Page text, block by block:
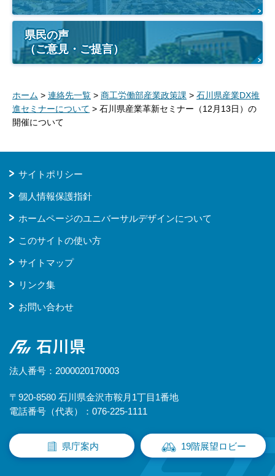
県民の声
（ご意見・ご提言）
ホーム > 連絡先一覧 > 商工労働部産業政策課 > 石川県産業DX推
進セミナーについて > 石川県産業革新セミナー（12月13日）の
開催について
サイトポリシー
個人情報保護指針
ホームページのユニバーサルデザインについて
このサイトの使い方
サイトマップ
リンク集
お問い合わせ
石川県
法人番号：2000020170003
〒920-8580 石川県金沢市鞍月1丁目1番地
電話番号（代表）：076-225-1111
県庁案内 19階展望ロビー